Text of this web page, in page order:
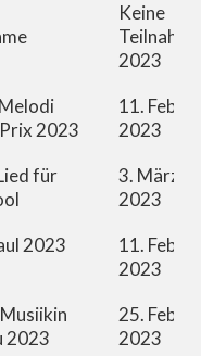
Keine
Teilnahme
2023
2023
11.
2023
für
3. März
2023
2023
11.
2023
2023
25.
2023